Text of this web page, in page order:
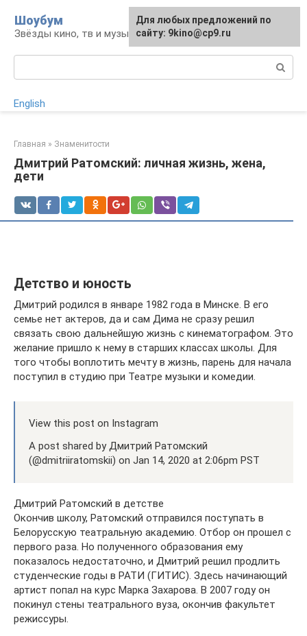
контенту
Шоубум
Звёзды кино, тв и музыки
English
Главная » Знаменитости
Дмитрий Ратомский: личная жизнь, жена,
дети
Детство и юность
Дмитрий родился в январе 1982 года в Минске. В его
семье нет актеров, да и сам Дима не сразу решил
связать свою дальнейшую жизнь с кинематографом. Это
желание пришло к нему в старших классах школы. Для
того чтобы воплотить мечту в жизнь, парень для начала
поступил в студию при Театре музыки и комедии.
View this post on Instagram
A post shared by Дмитрий Ратомский
(@dmitriiratomskii) on Jan 14, 2020 at 2:06pm PST
Дмитрий Ратомский в детстве
Окончив школу, Ратомский отправился поступать в
Белорусскую театральную академию. Отбор он прошел с
первого раза. Но полученного образования ему
показалось недостаточно, и Дмитрий решил продлить
студенческие годы в РАТИ (ГИТИС). Здесь начинающий
артист попал на курс Марка Захарова. В 2007 году он
покинул стены театрального вуза, окончив факультет
режиссуры.
Для любых предложений по
сайту: 9kino@cp9.ru